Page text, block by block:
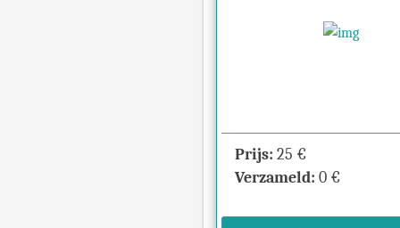
Prijs: 25 €
Verzameld: 0 €